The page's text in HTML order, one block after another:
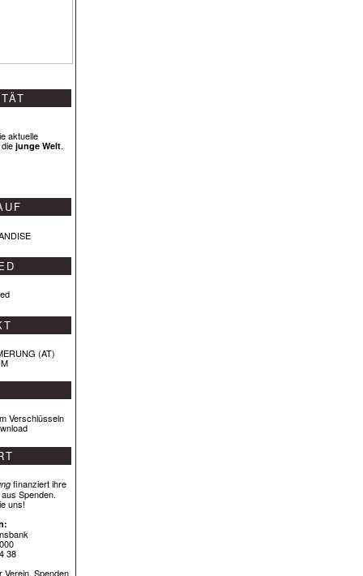
aktuelle
junge Welt.
(AT)
Verschlüsseln
finanziert ihre
Spenden.
uns!
38
Verein. Spenden